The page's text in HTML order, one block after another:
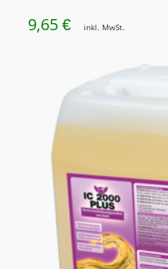
9,65 € inkl. MwSt.